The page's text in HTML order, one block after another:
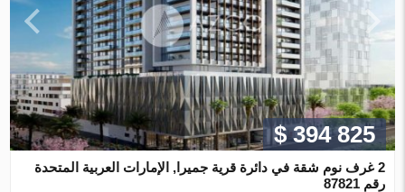
$ 394 825
2 غرف نوم شقة في دائرة قرية جميرا, الإمارات العربية المتحدة
رقم 87821